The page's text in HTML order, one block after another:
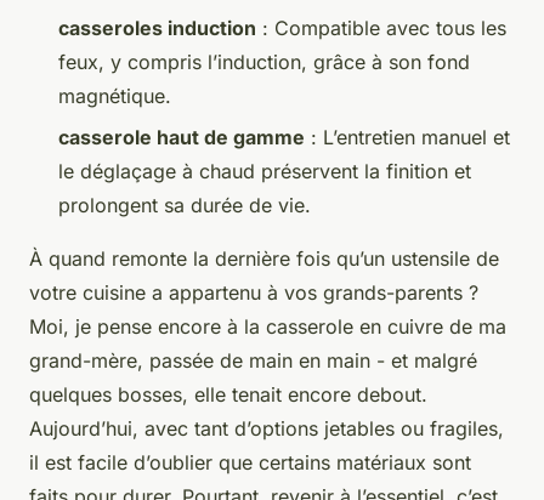
casseroles induction : Compatible avec tous les
feux, y compris l’induction, grâce à son fond
magnétique.
casserole haut de gamme : L’entretien manuel et
le déglaçage à chaud préservent la finition et
prolongent sa durée de vie.
À quand remonte la dernière fois qu’un ustensile de
votre cuisine a appartenu à vos grands-parents ?
Moi, je pense encore à la casserole en cuivre de ma
grand-mère, passée de main en main - et malgré
quelques bosses, elle tenait encore debout.
Aujourd’hui, avec tant d’options jetables ou fragiles,
il est facile d’oublier que certains matériaux sont